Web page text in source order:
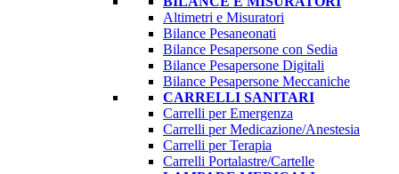
Altimetri e Misuratori
Bilance Pesaneonati
Bilance Pesapersone con Sedia
Bilance Pesapersone Digitali
Bilance Pesapersone Meccaniche
CARRELLI SANITARI
Carrelli per Emergenza
Carrelli per Medicazione/Anestesia
Carrelli per Terapia
Carrelli Portalastre/Cartelle